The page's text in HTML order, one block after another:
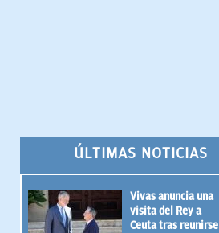
ÚLTIMAS NOTICIAS
Vivas anuncia una
visita del Rey a
Ceuta tras reunirse